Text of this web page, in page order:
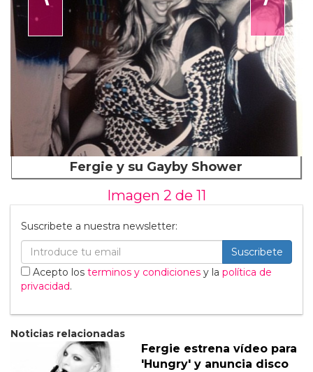
Fergie y su Gayby Shower
Imagen 2 de 11
Suscribete a nuestra newsletter:
Suscribete
Acepto los terminos y condiciones y la política de
privacidad.
Noticias relacionadas
Fergie estrena vídeo para
'Hungry' y anuncia disco